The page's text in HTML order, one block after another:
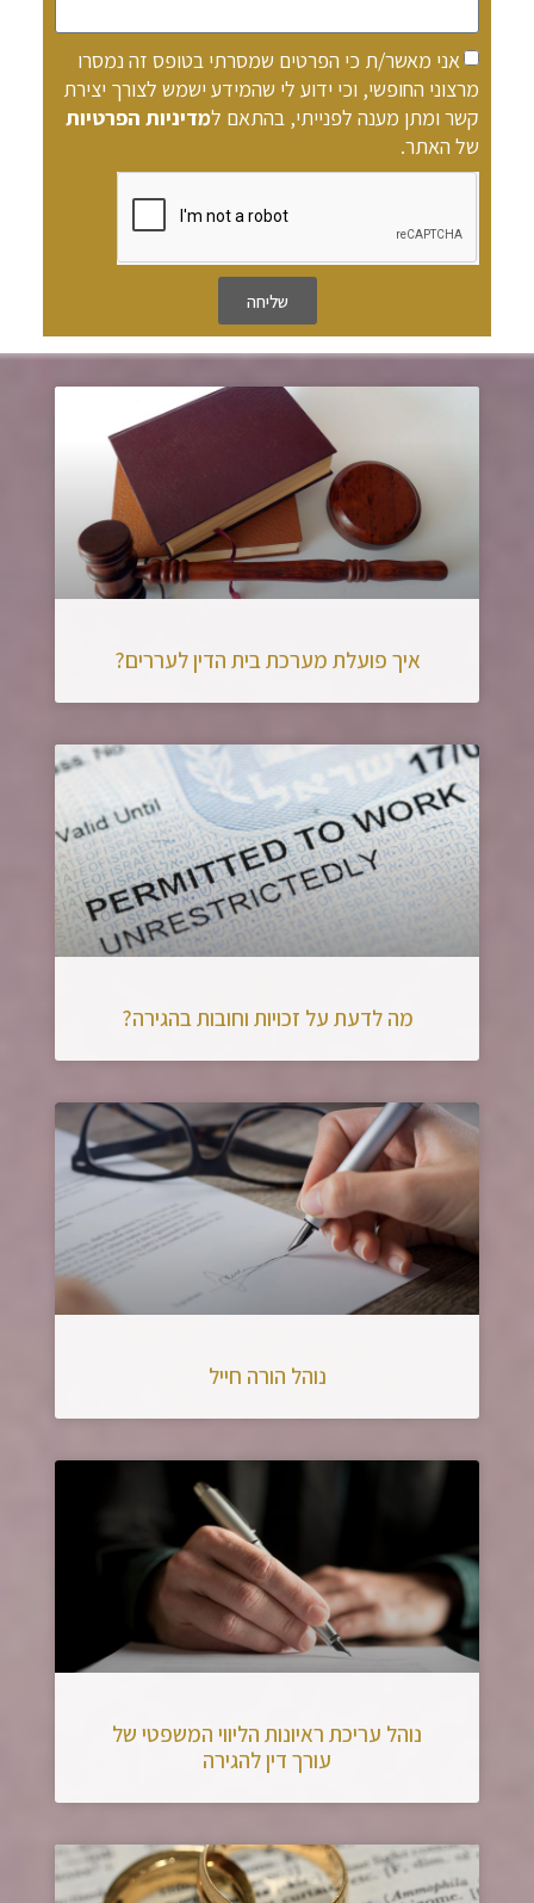
אני מאשר/ת כי הפרטים שמסרתי בטופס זה נמסרו
מרצוני החופשי, וכי ידוע לי שהמידע ישמש לצורך יצירת
קשר ומתן מענה לפנייתי, בהתאם למדיניות הפרטיות
של האתר.
שליחה
איך פועלת מערכת בית הדין לעררים?
מה לדעת על זכויות וחובות בהגירה?
נוהל הורה חייל
נוהל עריכת ראיונות הליווי המשפטי של
עורך דין להגירה